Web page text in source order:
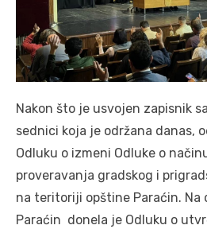
Nakon što je usvojen zapisnik
sednici koja je održana danas,
Odluku o izmeni Odluke o
proveravanja gradskog i
na teritoriji opštine Paraćin. Na
Paraćin donela je Odluku o